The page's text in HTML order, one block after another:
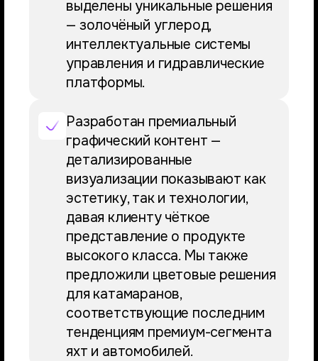
выделены уникальные решения
— золочёный углерод,
интеллектуальные системы
управления и гидравлические
платформы.
Разработан премиальный
графический контент —
детализированные
визуализации показывают как
эстетику, так и технологии,
давая клиенту чёткое
представление о продукте
высокого класса. Мы также
предложили цветовые решения
для катамаранов,
соответствующие последним
тенденциям премиум-сегмента
яхт и автомобилей.